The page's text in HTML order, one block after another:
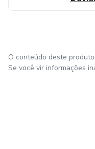
O conteúdo deste
Se você vir informações